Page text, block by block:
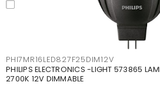
PHI7MR16LED827F25DIM12V
PHILIPS ELECTRONICS -LIGHT 573865
2700K 12V DIMMABLE